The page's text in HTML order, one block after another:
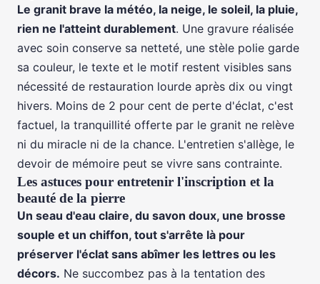
Le granit brave la météo, la neige, le soleil, la pluie,
rien ne l'atteint durablement. Une gravure réalisée
avec soin conserve sa netteté, une stèle polie garde
sa couleur, le texte et le motif restent visibles sans
nécessité de restauration lourde après dix ou vingt
hivers. Moins de 2 pour cent de perte d'éclat, c'est
factuel, la tranquillité offerte par le granit ne relève
ni du miracle ni de la chance. L'entretien s'allège, le
devoir de mémoire peut se vivre sans contrainte.
Les astuces pour entretenir l'inscription et la
beauté de la pierre
Un seau d'eau claire, du savon doux, une brosse
souple et un chiffon, tout s'arrête là pour
préserver l'éclat sans abîmer les lettres ou les
décors. Ne succombez pas à la tentation des